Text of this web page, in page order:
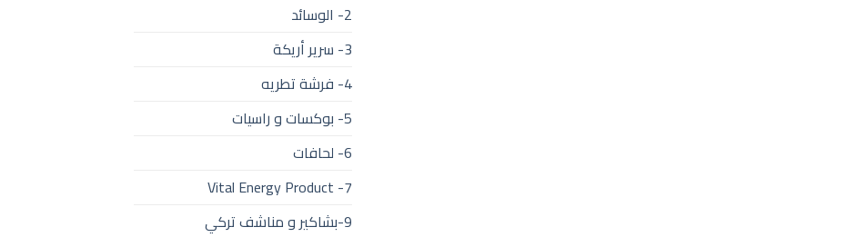
2- الوسائد
3- سرير أريكة
4- فرشة تطريه
5- بوكسات و راسيات
6- لحافات
7- Vital Energy Product
9-بشاكير و مناشف تركي